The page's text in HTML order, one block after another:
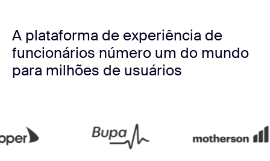
A plataforma de experiência de
funcionários número um do mundo
para milhões de usuários